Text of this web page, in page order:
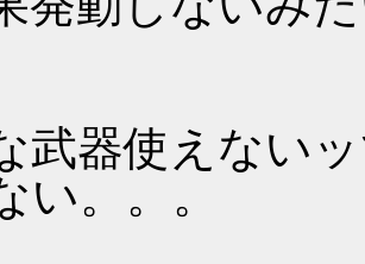
武器使えない
い。。。